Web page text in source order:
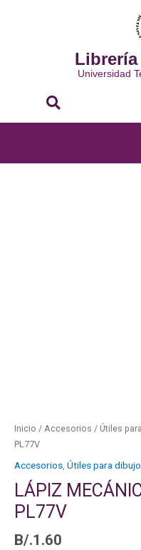
Universidad
Buscar
Inicio / Accesorios / Útiles
PL77V
Accesorios, Útiles para dibujo
LÁPIZ
PL77V
B/.1.60